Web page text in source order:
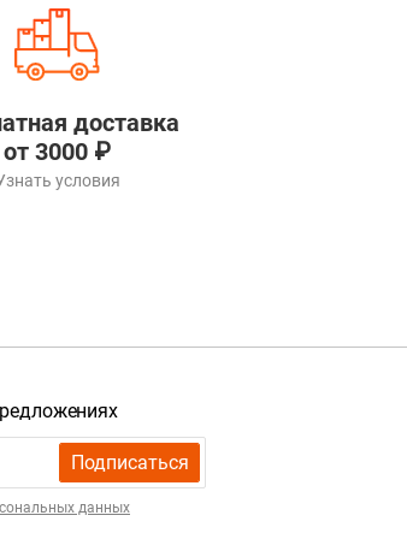
доставка
от 3000 ₽
условия
Подписаться
данных